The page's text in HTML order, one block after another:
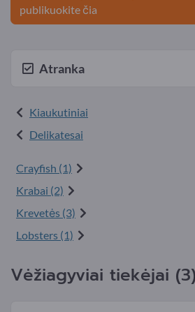
publikuokite čia
Atranka
Kiaukutiniai
Delikatesai
Crayfish (1)
Krabai (2)
Krevetės (3)
Lobsters (1)
Vėžiagyviai tiekėjai (3)